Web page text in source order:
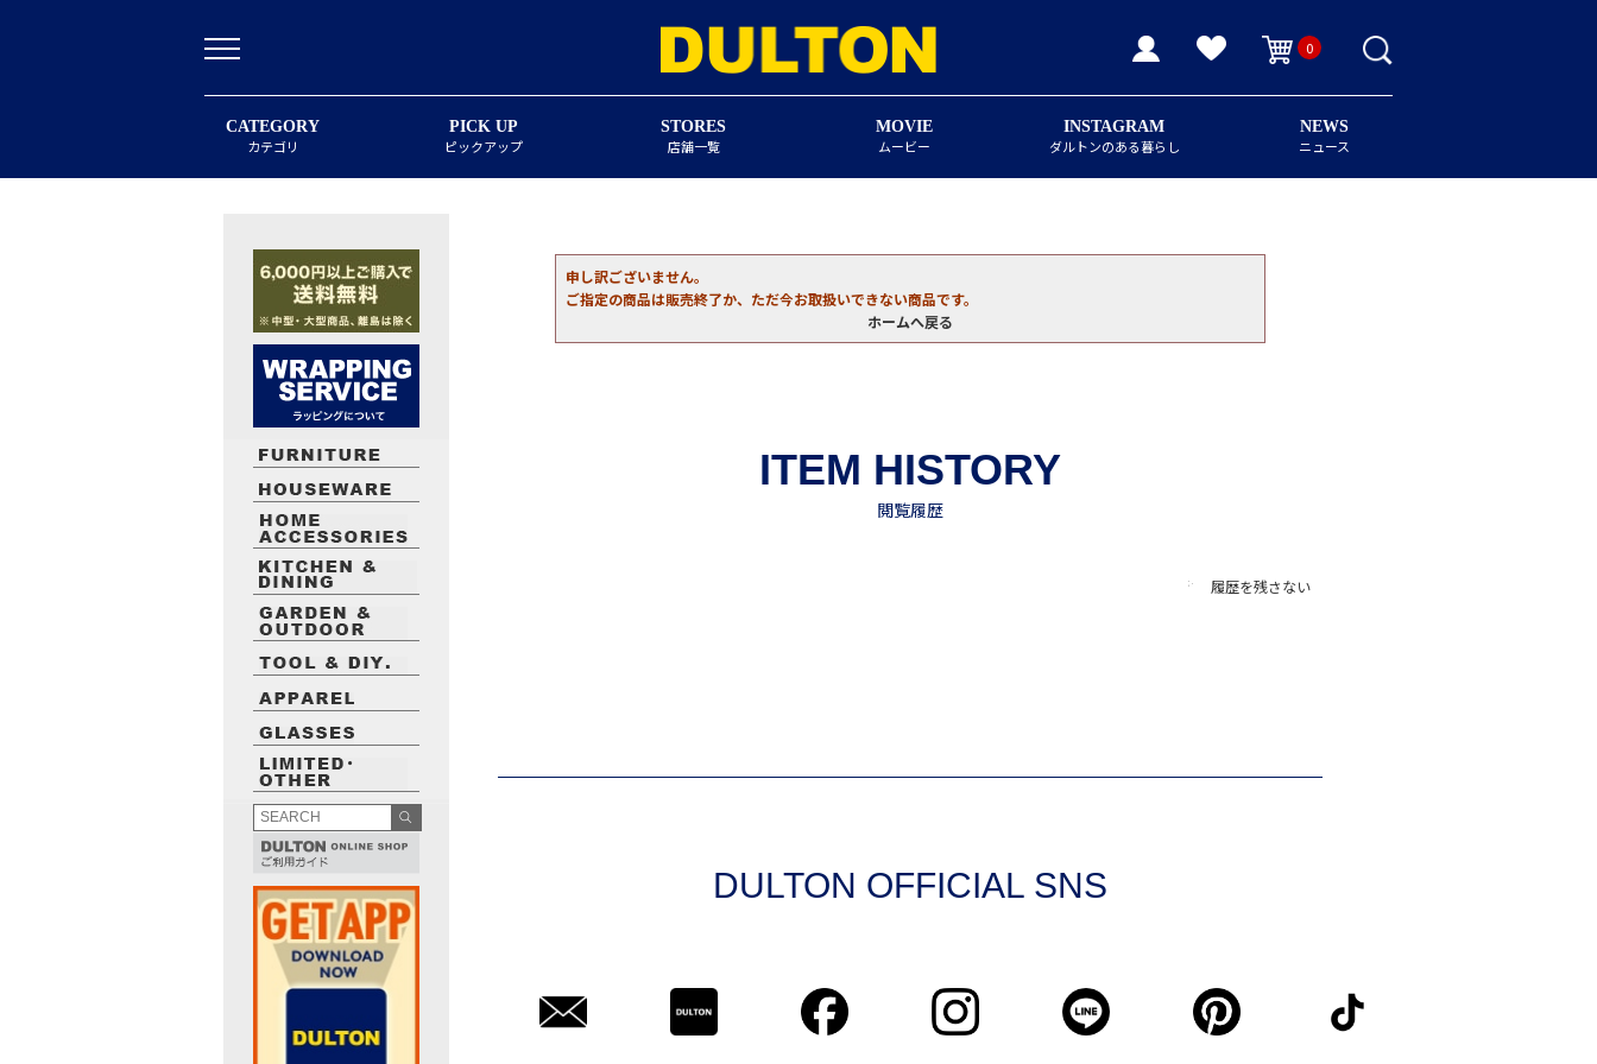
0
CATEGORY
カテゴリ
PICK UP
ピックアップ
STORES
店舗一覧
MOVIE
ムービー
INSTAGRAM
ダルトンのある暮らし
NEWS
ニュース
申し訳ございません。
ご指定の商品は販売終了か、ただ今お取扱いできない商品です。
ホームへ戻る
履歴を残さない
DULTON OFFICIAL SNS